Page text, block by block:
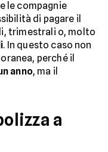
le compagnie
di pagare il
trimestrali o, molto
. In questo caso non
perché il
anno, ma il
a